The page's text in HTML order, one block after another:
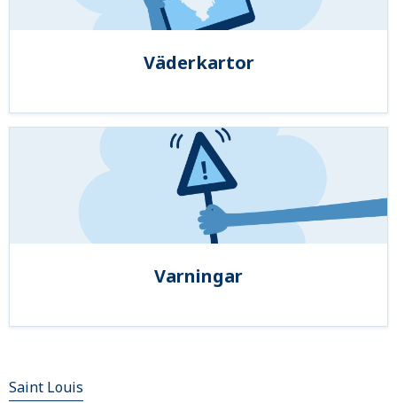
Väderkartor
Varningar
Saint Louis